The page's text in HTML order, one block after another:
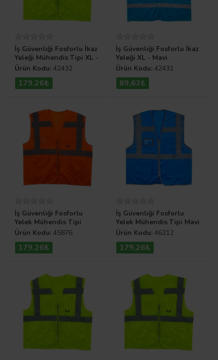
İş Güvenliği Fosforlu İkaz
Yeleği Mühendis Tipi XL -
Sarı
Ürün Kodu: 42432
179,26₺
İş Güvenliği Fosforlu İkaz
Yeleği XL - Mavi
Ürün Kodu: 42431
89,63₺
İş Güvenliği Fosforlu
Yelek Mühendis Tipi
Turuncu XL
Ürün Kodu: 45876
179,26₺
İş Güvenliği Fosforlu
Yelek Mühendis Tipi Mavi
XL
Ürün Kodu: 46212
179,26₺